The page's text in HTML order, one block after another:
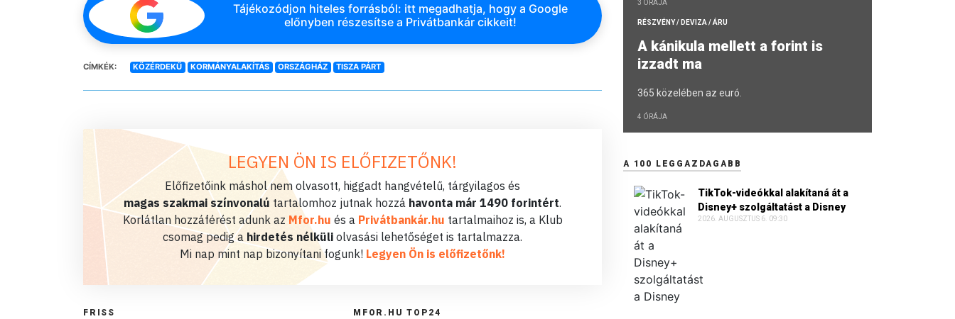
Tájékozódjon hiteles forrásból: itt megadhatja, hogy a Google
előnyben részesítse a Privátbankár cikkeit!
CÍMKÉK: KÖZÉRDEKŰ KORMÁNYALAKÍTÁS ORSZÁGHÁZ TISZA PÁRT
LEGYEN ÖN IS ELŐFIZETŐNK!
Előfizetőink máshol nem olvasott, higgadt hangvételű, tárgyilagos és
magas szakmai színvonalú tartalomhoz jutnak hozzá havonta már 1490 forintért.
Korlátlan hozzáférést adunk az Mfor.hu és a Privátbankár.hu tartalmaihoz is, a Klub
csomag pedig a hirdetés nélküli olvasási lehetőséget is tartalmazza.
Mi nap mint nap bizonyítani fogunk! Legyen Ön is előfizetőnk!
FRISS MFOR.HU TOP24
3 ÓRÁJA
RÉSZVÉNY / DEVIZA / ÁRU
A kánikula mellett a forint is
izzadt ma
365 közelében az euró.
4 ÓRÁJA
A 100 LEGGAZDAGABB
TikTok-videókkal alakítaná át a
Disney+ szolgáltatást a Disney
2026. AUGUSZTUS 6. 09:30